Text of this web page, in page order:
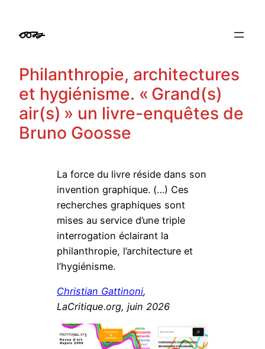
contenu
Philanthropie, architectures
et hygiénisme. « Grand(s)
air(s) » un livre-enquêtes de
Bruno Goosse
La force du livre réside dans son
invention graphique. (…) Ces
recherches graphiques sont
mises au service d’une triple
interrogation éclairant la
philanthropie, l’architecture et
l’hygiénisme.
Christian Gattinoni,
LaCritique.org, juin 2026